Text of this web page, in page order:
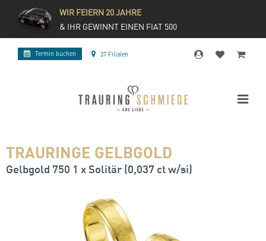
WIR FEIERN 20 JAHRE
& IHR GEWINNT EINEN FIAT 500
Termin buchen 37 Filialen
TRAURINGE GELBGOLD
Gelbgold 750 1 x Solitär (0,037 ct w/si)